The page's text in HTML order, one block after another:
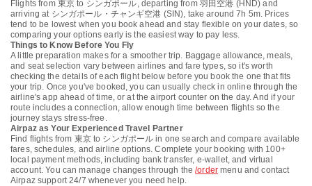
Flights from 東京 to シンガポール, departing from 羽田空港 (HND) and
arriving at シンガポール・チャンギ空港 (SIN), take around 7h 5m. Prices
tend to be lowest when you book ahead and stay flexible on your dates, so
comparing your options early is the easiest way to pay less.
Things to Know Before You Fly
A little preparation makes for a smoother trip. Baggage allowance, meals,
and seat selection vary between airlines and fare types, so it's worth
checking the details of each flight below before you book the one that fits
your trip. Once you've booked, you can usually check in online through the
airline's app ahead of time, or at the airport counter on the day. And if your
route includes a connection, allow enough time between flights so the
journey stays stress-free.
Airpaz as Your Experienced Travel Partner
Find flights from 東京 to シンガポール in one search and compare available
fares, schedules, and airline options. Complete your booking with 100+
local payment methods, including bank transfer, e-wallet, and virtual
account. You can manage changes through the/order menu and contact
Airpaz support 24/7 whenever you need help.